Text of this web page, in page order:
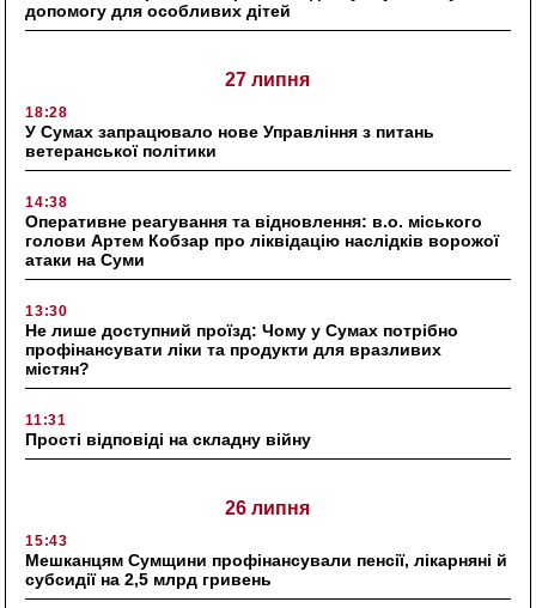
допомогу для особливих дітей
27 липня
18:28
У Сумах запрацювало нове Управління з питань
ветеранської політики
14:38
Оперативне реагування та відновлення: в.о. міського
голови Артем Кобзар про ліквідацію наслідків ворожої
атаки на Суми
13:30
Не лише доступний проїзд: Чому у Сумах потрібно
профінансувати ліки та продукти для вразливих
містян?
11:31
Прості відповіді на складну війну
26 липня
15:43
Мешканцям Сумщини профінансували пенсії, лікарняні й
субсидії на 2,5 млрд гривень